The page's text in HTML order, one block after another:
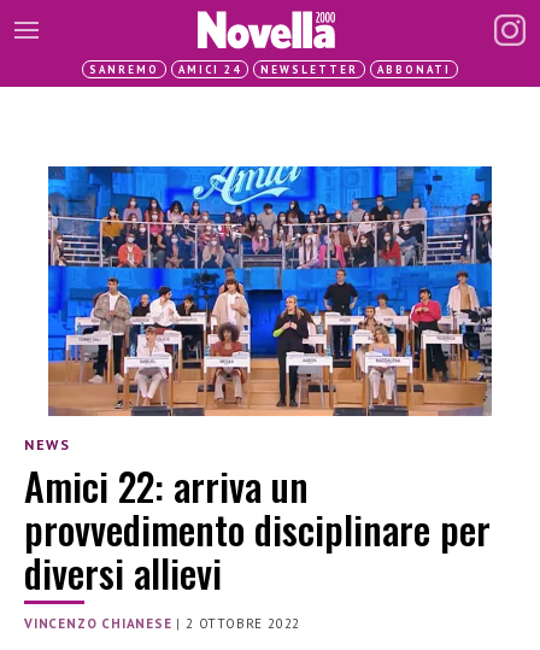
SANREMO AMICI 24 NEWSLETTER ABBONATI
NEWS
Amici 22: arriva un
provvedimento disciplinare per
diversi allievi
VINCENZO CHIANESE |2 OTTOBRE 2022